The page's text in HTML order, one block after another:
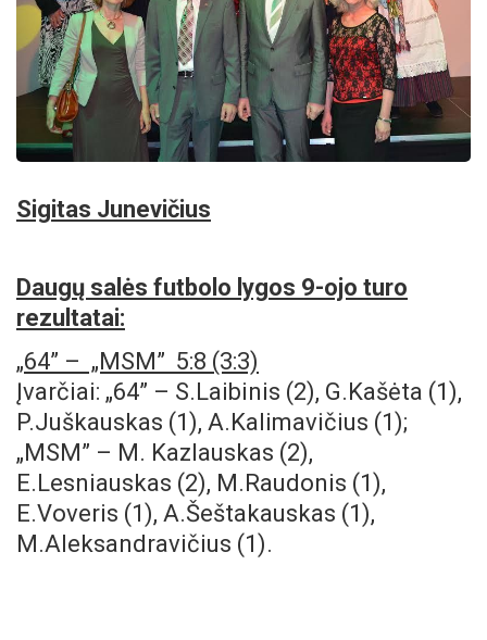
Sigitas Junevičius
Daugų salės futbolo lygos 9-ojo turo
rezultatai:
„64” – „MSM” 5:8 (3:3)
Įvarčiai: „64” – S.Laibinis (2), G.Kašėta (1),
P.Juškauskas (1), A.Kalimavičius (1);
„MSM” – M. Kazlauskas (2),
E.Lesniauskas (2), M.Raudonis (1),
E.Voveris (1), A.Šeštakauskas (1),
M.Aleksandravičius (1).